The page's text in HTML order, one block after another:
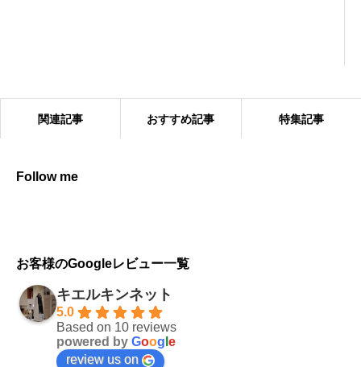
関連記事 おすすめ記事 特集記事
Follow me
お客様のGoogleレビュー一覧
キエルキンネット
5.0
Based on 10 reviews
powered by Goog e
review us on